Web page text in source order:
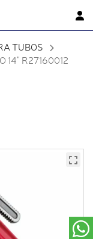
TUBOS
14" R27160012